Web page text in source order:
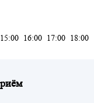
15:00 16:00 17:00 18:00